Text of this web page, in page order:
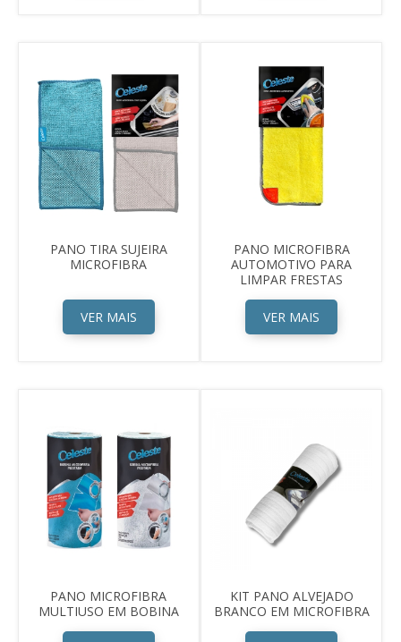
PANO TIRA SUJEIRA
MICROFIBRA
VER MAIS
PANO MICROFIBRA
AUTOMOTIVO PARA
LIMPAR FRESTAS
VER MAIS
PANO MICROFIBRA
MULTIUSO EM BOBINA
KIT PANO ALVEJADO
BRANCO EM MICROFIBRA